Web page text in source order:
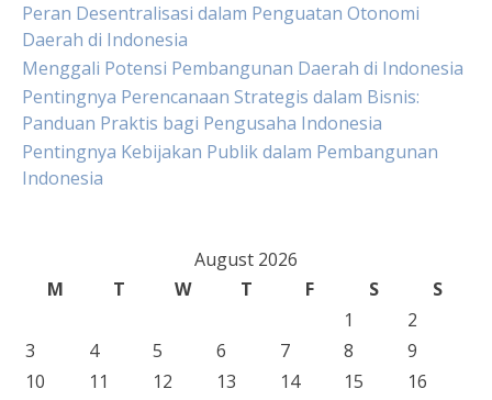
Peran Desentralisasi dalam Penguatan Otonomi
Daerah di Indonesia
Menggali Potensi Pembangunan Daerah di Indonesia
Pentingnya Perencanaan Strategis dalam Bisnis:
Panduan Praktis bagi Pengusaha Indonesia
Pentingnya Kebijakan Publik dalam Pembangunan
Indonesia
August 2026
M
T W T F S
S
1
2
3
4 5 6 7 8
9
10
11 12 13 14 15 16